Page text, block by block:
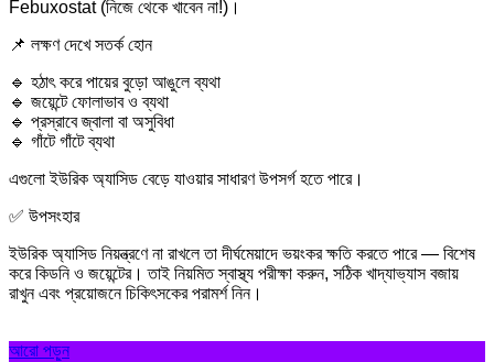
Febuxostat (নিজে থেকে খাবেন না!)।
📌 লক্ষণ দেখে সতর্ক হোন
🔹 হঠাৎ করে পায়ের বুড়ো আঙুলে ব্যথা
🔹 জয়েন্টে ফোলাভাব ও ব্যথা
🔹 প্রস্রাবে জ্বালা বা অসুবিধা
🔹 গাঁটে গাঁটে ব্যথা
এগুলো ইউরিক অ্যাসিড বেড়ে যাওয়ার সাধারণ উপসর্গ হতে পারে।
✅ উপসংহার
ইউরিক অ্যাসিড নিয়ন্ত্রণে না রাখলে তা দীর্ঘমেয়াদে ভয়ংকর ক্ষতি করতে পারে — বিশেষ
করে কিডনি ও জয়েন্টের। তাই নিয়মিত স্বাস্থ্য পরীক্ষা করুন, সঠিক খাদ্যাভ্যাস বজায়
রাখুন এবং প্রয়োজনে চিকিৎসকের পরামর্শ নিন।
আরো পড়ুন